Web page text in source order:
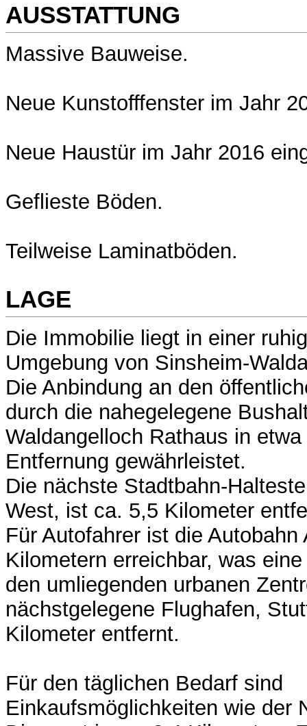
AUSSTATTUNG
Massive Bauweise.
Neue Kunstofffenster im Jahr
Neue Haustür im Jahr 2016
Geflieste Böden.
Teilweise Laminatböden.
LAGE
Die Immobilie liegt in einer
Umgebung von Sinsheim-
Die Anbindung an den
durch die nahegelegene
Waldangelloch Rathaus in
Entfernung gewährleistet.
Die nächste Stadtbahn-
West, ist ca. 5,5 Kilometer
Für Autofahrer ist die Autobahn
Kilometern erreichbar, was
den umliegenden urbanen
nächstgelegene Flughafen,
Kilometer entfernt.
Für den täglichen Bedarf sind
Einkaufsmöglichkeiten wie der